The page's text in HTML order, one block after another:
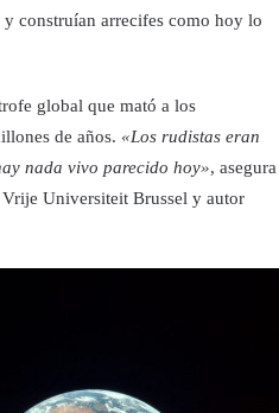
construían arrecifes como hoy lo
global que mató a los
de años. «Los rudistas eran
nada vivo parecido hoy», asegura
Universiteit Brussel y autor